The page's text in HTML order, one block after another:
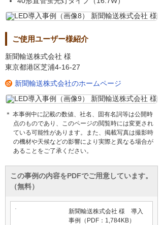
ご使用ユーザー様紹介
新聞輸送株式会社 様
東京都港区芝浦4-16-27
新聞輸送株式会社のホームページ
＊ 本事例中に記載の数値、社名、固有名詞等は公開時
点のものであり、このページの閲覧時には変更され
ている可能性があります。また、掲載写真は撮影時
の機材や天候などの影響により実際と異なる場合が
あることをご了承ください。
この事例の内容をPDFでご用意しています。
（無料）
新聞輸送株式会社 様 導入
事例（PDF：1,784KB）